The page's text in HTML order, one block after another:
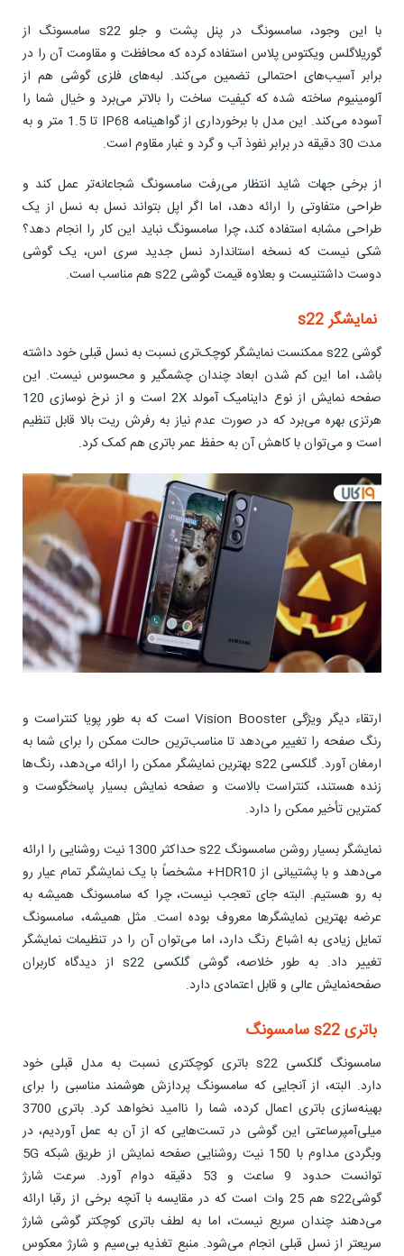
با این وجود، سامسونگ در پنل پشت و جلو s22 سامسونگ از
گوریلاگلس ویکتوس پلاس استفاده کرده که محافظت و مقاومت آن را در
برابر آسیب‌های احتمالی تضمین می‌کند. لبه‌های فلزی گوشی هم از
آلومینیوم ساخته شده که کیفیت ساخت را بالاتر می‌برد و خیال شما را
آسوده می‌کند. این مدل با برخورداری از گواهینامه IP68 تا 1.5 متر و به
مدت 30 دقیقه در برابر نفوذ آب و گرد و غبار مقاوم است.
از برخی جهات شاید انتظار می‌رفت سامسونگ شجاعانه‌تر عمل کند و
طراحی متفاوتی را ارائه دهد، اما اگر اپل بتواند نسل به نسل از یک
طراحی مشابه استفاده کند، چرا سامسونگ نباید این کار را انجام دهد؟
شکی نیست که نسخه استاندارد نسل جدید سری اس، یک گوشی
دوست داشتنیست و بعلاوه قیمت گوشی s22 هم مناسب است.
نمایشگر s22
گوشی s22 ممکنست نمایشگر کوچک‌تری نسبت به نسل قبلی خود داشته
باشد، اما این کم شدن ابعاد چندان چشمگیر و محسوس نیست. این
صفحه نمایش از نوع داینامیک آمولد 2X است و از نرخ نوسازی 120
هرتزی بهره می‌برد که در صورت عدم نیاز به رفرش ریت بالا قابل تنظیم
است و می‌توان با کاهش آن به حفظ عمر باتری هم کمک کرد.
ارتقاء دیگر ویژگی Vision Booster است که به طور پویا کنتراست و
رنگ صفحه را تغییر می‌دهد تا مناسب‌ترین حالت ممکن را برای شما به
ارمغان آورد. گلکسی s22 بهترین نمایشگر ممکن را ارائه می‌دهد، رنگ‌ها
زنده هستند، کنتراست بالاست و صفحه نمایش بسیار پاسخگوست و
کمترین تأخیر ممکن را دارد.
نمایشگر بسیار روشن سامسونگ s22 حداکثر 1300 نیت روشنایی را ارائه
می‌دهد و با پشتیبانی از HDR10+ مشخصاً با یک نمایشگر تمام عیار رو
به رو هستیم. البته جای تعجب نیست، چرا که سامسونگ همیشه به
عرضه بهترین نمایشگرها معروف بوده است. مثل همیشه، سامسونگ
تمایل زیادی به اشباع رنگ دارد، اما می‌توان آن را در تنظیمات نمایشگر
تغییر داد. به طور خلاصه، گوشی گلکسی s22 از دیدگاه کاربران
صفحه‌نمایش عالی و قابل اعتمادی دارد.
باتری s22 سامسونگ
سامسونگ گلکسی s22 باتری کوچکتری نسبت به مدل قبلی خود
دارد. البته، از آنجایی که سامسونگ پردازش هوشمند مناسبی را برای
بهینه‌سازی باتری اعمال کرده، شما را ناامید نخواهد کرد. باتری 3700
میلی‌آمپرساعتی این گوشی در تست‌هایی که از آن به عمل آوردیم، در
وبگردی مداوم با 150 نیت روشنایی صفحه نمایش از طریق شبکه 5G
توانست حدود 9 ساعت و 53 دقیقه دوام آورد. سرعت شارژ
گوشیs22 هم 25 وات است که در مقایسه با آنچه برخی از رقبا ارائه
می‌دهند چندان سریع نیست، اما به لطف باتری کوچکتر گوشی شارژ
سریعتر از نسل قبلی انجام می‌شود. منبع تغذیه بی‌سیم و شارژ معکوس